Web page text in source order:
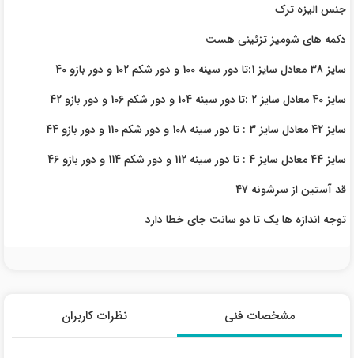
جنس الیزه ترک
دکمه های شومیز تزئینی هست
سایز 38 معادل سایز 1:تا دور سینه 100 و دور شکم 102 و دور بازو 40
سایز 40 معادل سایز 2 :تا دور سینه 104 و دور شکم 106 و دور بازو 42
سایز 42 معادل سایز 3 : تا دور سینه 108 و دور شکم 110 و دور بازو 44
سایز 44 معادل سایز 4 : تا دور سینه 112 و دور شکم 114 و دور بازو 46
قد آستین از سرشونه 47
توجه اندازه ها یک تا دو سانت جای خطا دارد
مشخصات فنی نظرات کاربران